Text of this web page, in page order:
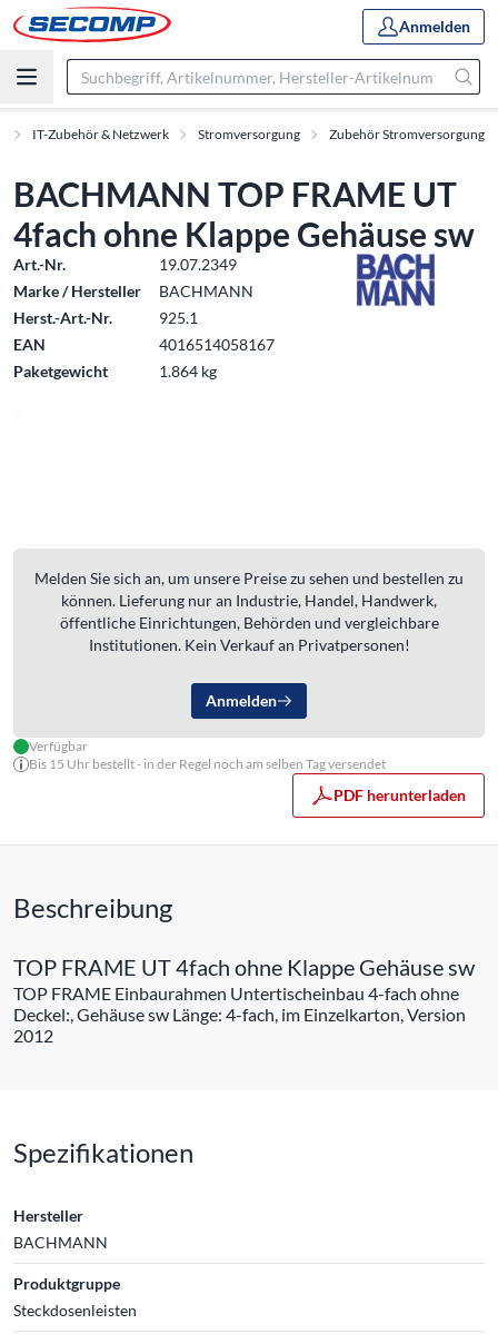
Anmelden
IT-Zubehör & Netzwerk Stromversorgung Zubehör Stromversorgung
BACHMANN TOP FRAME UT
4fach ohne Klappe Gehäuse sw
Art.-Nr.
19.07.2349
Marke / Hersteller
BACHMANN
Herst.-Art.-Nr.
925.1
EAN
4016514058167
Paketgewicht
1.864 kg
Melden Sie sich an, um unsere Preise zu sehen und bestellen zu
können. Lieferung nur an Industrie, Handel, Handwerk,
öffentliche Einrichtungen, Behörden und vergleichbare
Institutionen. Kein Verkauf an Privatpersonen!
Anmelden
Verfügbar
Bis 15 Uhr bestellt - in der Regel noch am selben Tag versendet
PDF herunterladen
Beschreibung
TOP FRAME UT 4fach ohne Klappe Gehäuse sw
TOP FRAME Einbaurahmen Untertischeinbau 4-fach ohne
Deckel:, Gehäuse sw Länge: 4-fach, im Einzelkarton, Version
2012
Spezifikationen
Hersteller
BACHMANN
Produktgruppe
Steckdosenleisten